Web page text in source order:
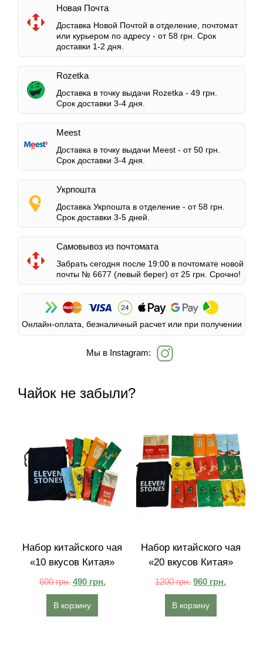
Новая Почта
Доставка Новой Почтой в отделение, почтомат
или курьером по адресу - от 58 грн. Срок
доставки 1-2 дня.
Rozetka
Доставка в точку выдачи Rozetka - 49 грн.
Срок доставки 3-4 дня.
Meest
Доставка в точку выдачи Meest - от 50 грн.
Срок доставки 3-4 дня.
Укрпошта
Доставка Укрпошта в отделение - от 58 грн.
Срок доставки 3-5 дней.
Самовывоз из почтомата
Забрать сегодня после 19:00 в почтомате новой
почты № 6677 (левый берег) от 25 грн. Срочно!
Онлайн-оплата, безналичный расчет или при получении
Мы в Instagram:
Чайок не забыли?
Набор китайского чая
«10 вкусов Китая»
600грн. 490 грн.
В корзину
Набор китайского чая
«20 вкусов Китая»
1200грн. 960 грн.
В корзину